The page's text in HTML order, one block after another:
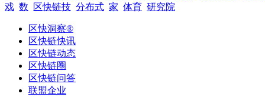
戏 数 区快链技 分布式 家 体育 研究院
区快洞察®
区快链快讯
区快链动态
区快链圈
区快链问答
联盟企业